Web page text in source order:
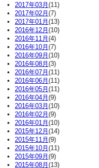
2017年03月 (11)
2017年02月 (7)
2017年01月 (13)
2016年12月 (10)
2016年11月 (4)
2016年10月 (7)
2016年09月 (10)
2016年08月 (3)
2016年07月 (11)
2016年06月 (11)
2016年05月 (11)
2016年04月 (9)
2016年03月 (10)
2016年02月 (9)
2016年01月 (10)
2015年12月 (14)
2015年11月 (9)
2015年10月 (11)
2015年09月 (9)
2015年08月 (13)